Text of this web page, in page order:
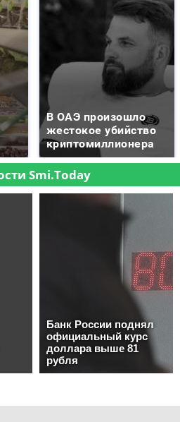
В ОАЭ произошло
жестокое убийство
криптомиллионера